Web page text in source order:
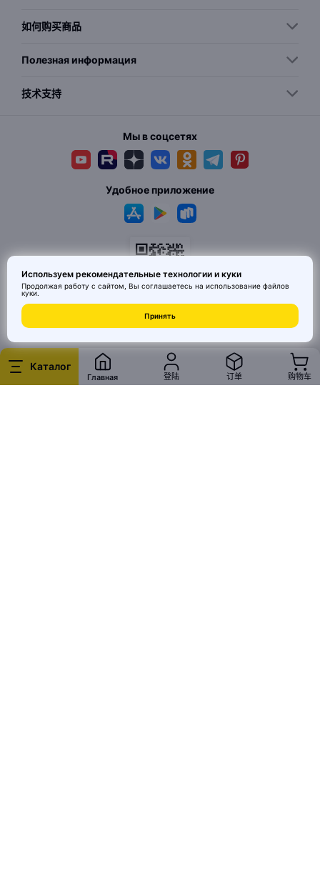
Каталог
Главная 登陆 订单 购物车
如何购买商品
Полезная информация
技术支持
Мы в соцсетях
© 2026 MAI HE MAI. Маркетплейс дизайнерских товаров со всего
Китая по ценам заводов. Все права защищены.
Удобное приложение
Используем рекомендательные технологии и куки
Продолжая работу с сайтом, Вы соглашаетесь на использование файлов
куки.
Принять